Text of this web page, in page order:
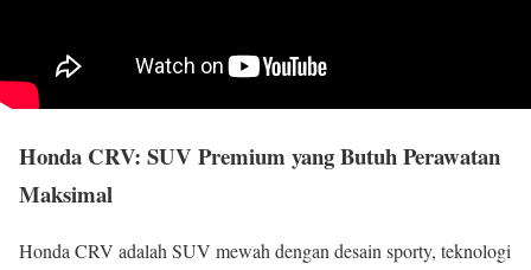
Honda CRV: SUV Premium yang Butuh Perawatan
Maksimal
Honda CRV adalah SUV mewah dengan desain sporty, teknologi